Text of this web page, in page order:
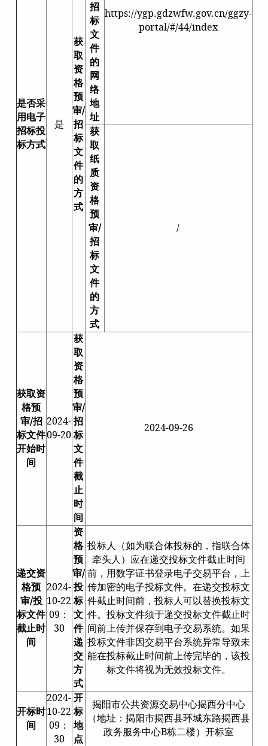
是否采
用电子
招标投
标方式
是
获
取
资
格
预
审/
招
标
文
件
的
方
式
招
标
文
件
的
网
络
地
址
https://ygp.gdzwfw.gov.cn/ggzy-
portal/#/44/index
获
取
纸
质
资
格
预
审/
招
标
文
件
的
方
式
/
获取资
格预
审/招
标文件
开始时
间
2024-
09-20
获
取
资
格
预
审/
招
标
文
件
截
止
时
间
2024-09-26
递交资
格预
审/投
标文件
截止时
间
2024-
10-22
09：
30
资
格
预
审/
投
标
文
件
递
交
方
式
投标人（如为联合体投标的，指联合体
牵头人）应在递交投标文件截止时间
前，用数字证书登录电子交易平台，上
传加密的电子投标文件。在递交投标文
件截止时间前，投标人可以替换投标文
件。投标文件须于递交投标文件截止时
间前上传并保存到电子交易系统。如果
投标文件非因交易平台系统异常导致未
能在投标截止时间前上传完毕的，该投
标文件将视为无效投标文件。
开标时
间
2024-
10-22
09：
30
开
标
地
点
揭阳市公共资源交易中心揭西分中心
（地址：揭阳市揭西县环城东路揭西县
政务服务中心B栋二楼）开标室